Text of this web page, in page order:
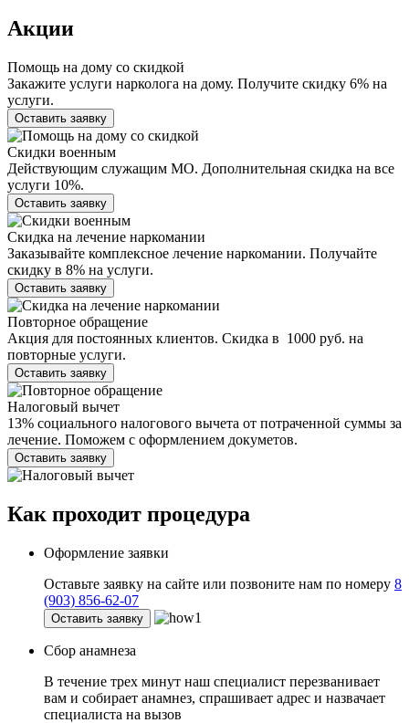
Акции
Помощь на дому со скидкой
Закажите услуги нарколога на дому. Получите скидку 6% на
услуги.
Оставить заявку
Скидки военным
Действующим служащим МО. Дополнительная скидка на все
услуги 10%.
Оставить заявку
Скидка на лечение наркомании
Заказывайте комплексное лечение наркомании. Получайте
скидку в 8% на услуги.
Оставить заявку
Повторное обращение
Акция для постоянных клиентов. Скидка в 1000 руб. на
повторные услуги.
Оставить заявку
Налоговый вычет
13% социального налогового вычета от потраченной суммы за
лечение. Поможем с оформлением докуметов.
Оставить заявку
Как проходит процедура
Оформление заявки
Оставьте заявку на сайте или позвоните нам по номеру 8
(903) 856-62-07
Оставить заявку
Сбор анамнеза
В течение трех минут наш специалист перезванивает
вам и собирает анамнез, спрашивает адрес и назвачает
специалиста на вызов